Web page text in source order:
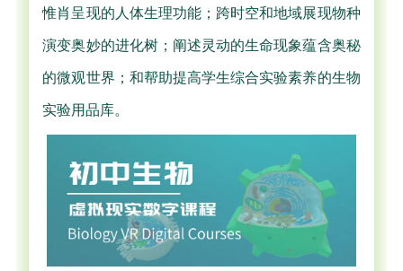
惟肖呈现的人体生理功能；跨时空和地域展现物种
演变奥妙的进化树；阐述灵动的生命现象蕴含奥秘
的微观世界；和帮助提高学生综合实验素养的生物
实验用品库。